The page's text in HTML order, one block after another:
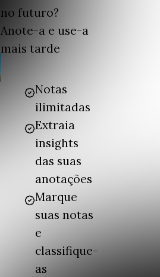
no futuro?
Anote-a e use-a
mais tarde
Notas
ilimitadas
Extraia
insights
das suas
anotações
Marque
suas notas
e
classifique-
as